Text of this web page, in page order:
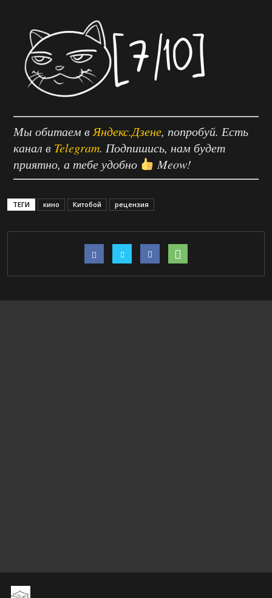
Мы обитаем в Яндекс.Дзене, попробуй. Есть
канал в Telegram. Подпишись, нам будет
приятно, а тебе удобно
Meow!
ТЕГИ кино Китобой рецензия